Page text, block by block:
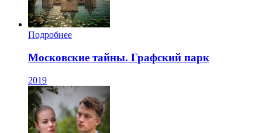
Подробнее
Московские тайны. Графский парк
2019